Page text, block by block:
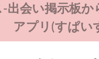
出会い掲示板
アプリ(すぱい